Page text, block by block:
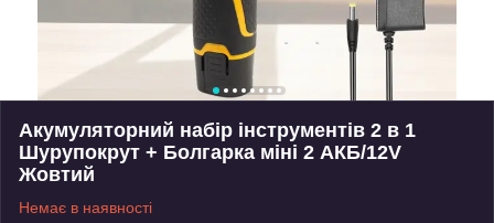
Акумуляторний набір інструментів 2 в 1
Шурупокрут + Болгарка міні 2 АКБ/12V
Жовтий
Немає в наявності